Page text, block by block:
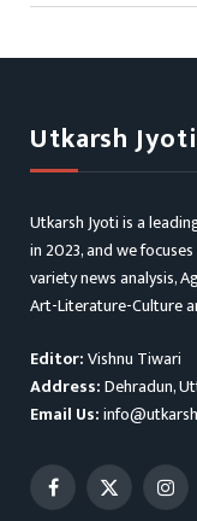
Utkarsh Jyoti
Utkarsh Jyoti is a
in 2023, and we
variety news analysis,
Art-Literature-Culture
Editor:Vishnu Tiwari
Address:Dehradun,
Email Us:
Facebook
X